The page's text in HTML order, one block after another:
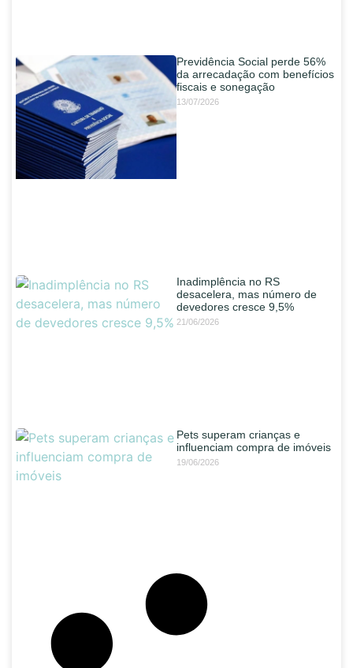
Previdência Social perde 56%
da arrecadação com benefícios
fiscais e sonegação
13/07/2026
Inadimplência no RS
desacelera, mas número de
devedores cresce 9,5%
21/06/2026
Pets superam crianças e
influenciam compra de imóveis
19/06/2026